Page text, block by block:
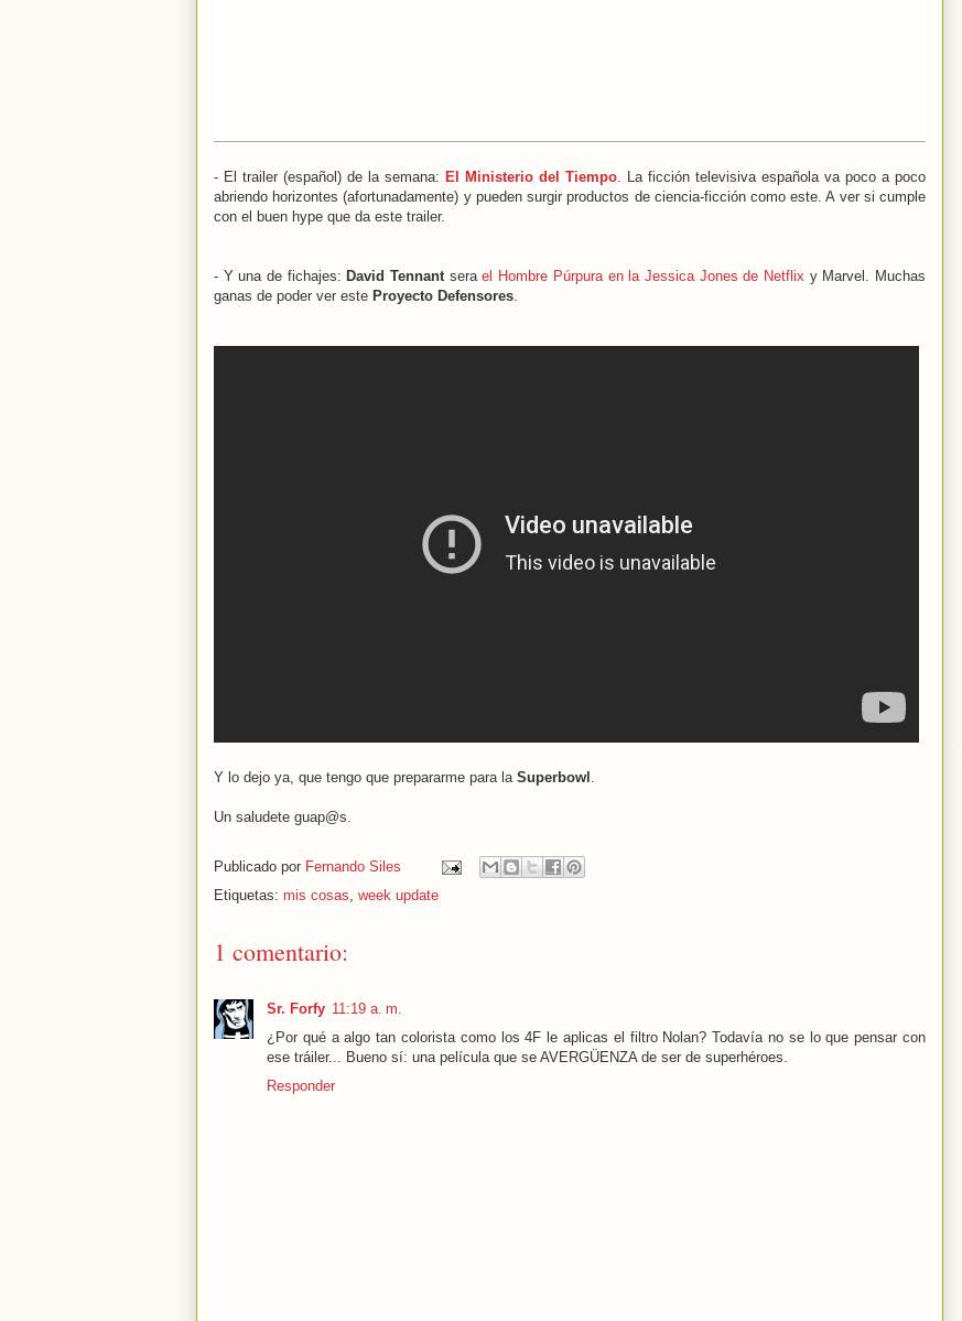
- El trailer (español) de la semana: El Ministerio del Tiempo. La ficción televisiva española va poco a poco
abriendo horizontes (afortunadamente) y pueden surgir productos de ciencia-ficción como este. A ver si cumple
con el buen hype que da este trailer.
- Y una de fichajes: David Tennantserael Hombre Púrpura en la Jessica Jones de Netflix y Marvel. Muchas
ganas de poder ver este Proyecto Defensores.
Y lo dejo ya, que tengo que prepararme para la Superbowl .
Un saludete guap@s.
Publicado por Fernando Siles
Etiquetas: mis cosas, week update
1 comentario:
Sr. Forfy 11:19 a. m.
¿Por qué a algo tan colorista como los 4F le aplicas el filtro Nolan? Todavía no se lo que pensar con
ese tráiler... Bueno sí: una película que se AVERGÜENZA de ser de superhéroes.
Responder